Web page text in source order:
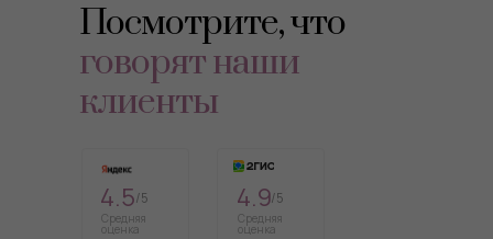
Посмотрите, что
говорят наши
клиенты
Средняя
оценка
/5
4.5 4.9/5
Средняя
оценка